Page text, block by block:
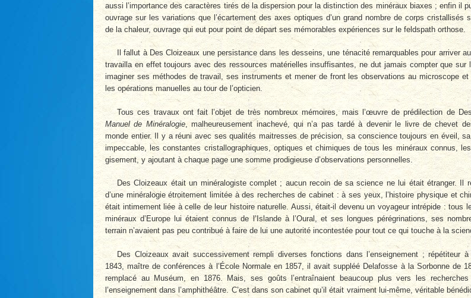
aussi l’importance des caractères tirés de la dispersion pour la distinction des minéraux biaxes ; enfin il
ouvrage sur les variations que l’écartement des axes optiques d’un grand nombre de corps cristallisés
de la chaleur, ouvrage qui eut pour point de départ ses mémorables expériences sur le feldspath orthose.
Il fallut à Des Cloizeaux une persistance dans les desseins, une ténacité remarquables pour arriver
travailla en effet toujours avec des ressources matérielles insuffisantes, ne dut jamais compter que sur
imaginer ses méthodes de travail, ses instruments et mener de front les observations au microscope et
les opérations manuelles au tour de l’opticien.
Tous ces travaux ont fait l’objet de très nombreux mémoires, mais l’œuvre de prédilection de
Manuel de Minéralogie, malheureusement inachevé, qui n’a pas tardé à devenir le livre de chevet
monde entier. Il y a réuni avec ses qualités maitresses de précision, sa conscience toujours en éveil,
impeccable, les constantes cristallographiques, optiques et chimiques de tous les minéraux connus,
gisement, y ajoutant à chaque page une somme prodigieuse d’observations personnelles.
Des Cloizeaux était un minéralogiste complet ; aucun recoin de sa science ne lui était étranger. Il
d’une minéralogie étroitement limitée à des recherches de cabinet : à ses yeux, l’histoire physique et
était intimement liée à celle de leur histoire naturelle. Aussi, était-il devenu un voyageur intrépide : tous
minéraux d’Europe lui étaient connus de l’Islande à l’Oural, et ses longues pérégrinations, ses
terrain n’avaient pas peu contribué à faire de lui une autorité incontestée pour tout ce qui touche à la
Des Cloizeaux avait successivement rempli diverses fonctions dans l’enseignement ; répétiteur à
1843, maître de conférences à l’École Normale en 1857, il avait suppléé Delafosse à la Sorbonne de
remplacé au Muséum, en 1876. Mais, ses goûts l’entraînaient beaucoup plus vers les
l’enseignement dans l’amphithéâtre. C’est dans son cabinet qu’il était vraiment lui-même, véritable